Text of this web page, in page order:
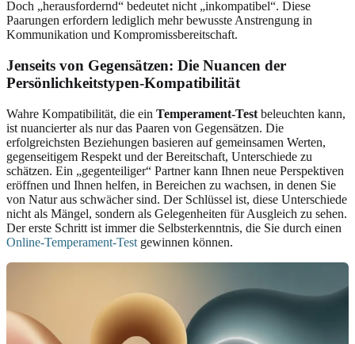
Doch „herausfordernd“ bedeutet nicht „inkompatibel“. Diese
Paarungen erfordern lediglich mehr bewusste Anstrengung in
Kommunikation und Kompromissbereitschaft.
Jenseits von Gegensätzen: Die Nuancen der
Persönlichkeitstypen-Kompatibilität
Wahre Kompatibilität, die ein Temperament-Test beleuchten kann,
ist nuancierter als nur das Paaren von Gegensätzen. Die
erfolgreichsten Beziehungen basieren auf gemeinsamen Werten,
gegenseitigem Respekt und der Bereitschaft, Unterschiede zu
schätzen. Ein „gegenteiliger“ Partner kann Ihnen neue Perspektiven
eröffnen und Ihnen helfen, in Bereichen zu wachsen, in denen Sie
von Natur aus schwächer sind. Der Schlüssel ist, diese Unterschiede
nicht als Mängel, sondern als Gelegenheiten für Ausgleich zu sehen.
Der erste Schritt ist immer die Selbsterkenntnis, die Sie durch einen
Online-Temperament-Test gewinnen können.